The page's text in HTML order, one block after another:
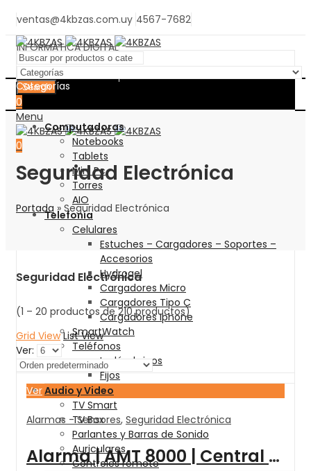
ventas@4kbzas.com.uy 4567-7682
INFORMÁTICA DIGITAL
INFORMÁTICA DIGITAL
Search
0
Menu
0
Categorías
Computadoras
Notebooks
Tablets
Mini Pc
Torres
AIO
Telefonía
Celulares
Estuches – Cargadores – Soportes –
Accesorios
Hydrogel
Cargadores Micro
Cargadores Tipo C
Cargadores Iphone
SmartWatch
Teléfonos
Inalámbricos
Fijos
Audio y Video
TV Smart
TV Box
Parlantes y Barras de Sonido
Auriculares
Controles remoto
Seguridad Electrónica
Portada » Seguridad Electrónica
Seguridad Electrónica
(1 – 20 productos de 210 productos)
Grid View List View
Ver:
Ver
Alarmas - Sensores, Seguridad Electrónica
Alarma | AMT 8000 | Central Monitoreada AMT 8000 LITE | ETH-SIR- BAT / INTELBRAS